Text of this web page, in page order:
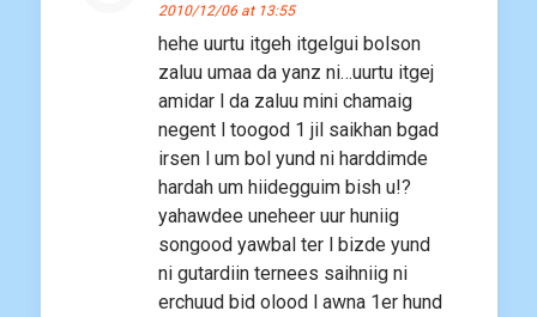
2010/12/06 at 13:55
hehe uurtu itgeh itgelgui bolson
zaluu umaa da yanz ni…uurtu itgej
amidar l da zaluu mini chamaig
negent l toogod 1 jil saikhan bgad
irsen l um bol yund ni harddimde
hardah um hiidegguim bish u!?
yahawdee uneheer uur huniig
songood yawbal ter l bizde yund
ni gutardiin ternees saihniig ni
erchuud bid olood l awna 1er hund